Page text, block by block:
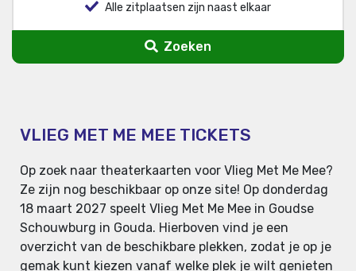
Alle zitplaatsen zijn naast elkaar
Zoeken
VLIEG MET ME MEE TICKETS
Op zoek naar theaterkaarten voor Vlieg Met Me Mee?
Ze zijn nog beschikbaar op onze site! Op donderdag
18 maart 2027 speelt Vlieg Met Me Mee in Goudse
Schouwburg in Gouda. Hierboven vind je een
overzicht van de beschikbare plekken, zodat je op je
gemak kunt kiezen vanaf welke plek je wilt genieten